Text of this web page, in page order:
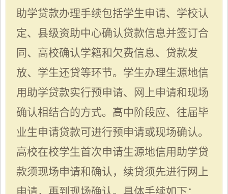
助学贷款办理手续包括学生申请、学校认
定、县级资助中心确认贷款信息并签订合
同、高校确认学籍和欠费信息、贷款发
放、学生还贷等环节。 学生办理生源地信
用助学贷款实行预申请、网上申请和现场
确认相结合的方式。高中阶段应、往届毕
业生申请贷款可进行预申请或现场确认。
高校在校学生首次申请生源地信用助学贷
款须现场申请和确认，续贷须先进行网上
申请，再到现场确认。具体手续如下：